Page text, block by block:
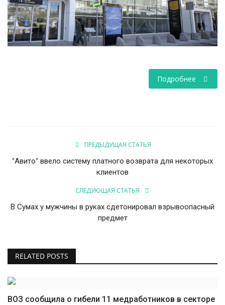
НАУКА
ПРОИСШЕСТВИЯ
Подробнее
ПРЕДЫДУЩАЯ СТАТЬЯ
"Авито" ввело систему платного возврата для некоторых
клиентов
СЛЕДУЮЩАЯ СТАТЬЯ
В Сумах у мужчины в руках сдетонировал взрывоопасный
предмет
RELATED POSTS
ВОЗ сообщила о гибели 11 медработников в секторе